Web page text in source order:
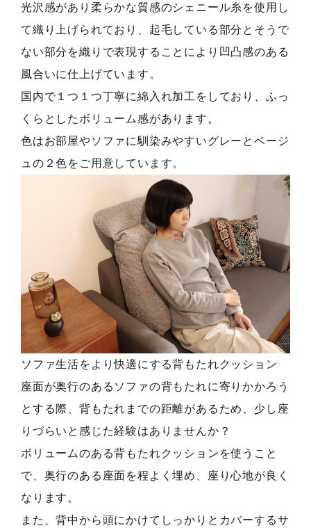
光沢感があり柔らかな質感のシェニール糸を使用し
て織り上げられており、起毛している部分とそうで
ない部分を織りで表現することにより凹凸感のある
風合いに仕上げています。
国内で１つ１つ丁寧に綿入れ加工をしており、ふっ
くらとしたボリューム感があります。
色はお部屋やソファに馴染みやすいグレーとベージ
ュの２色をご用意しています。
ソファ生活をより快適にする背もたれクッション
座面が奥行のあるソファの背もたれに寄りかかろう
とする際、背もたれまでの距離があるため、少し座
りづらいと感じた経験はありませんか？
ボリュームのある背もたれクッションを使うこと
で、奥行のある座面を程よく埋め、座り心地が良く
なります。
また、背中から頭にかけてしっかりとカバーするサ